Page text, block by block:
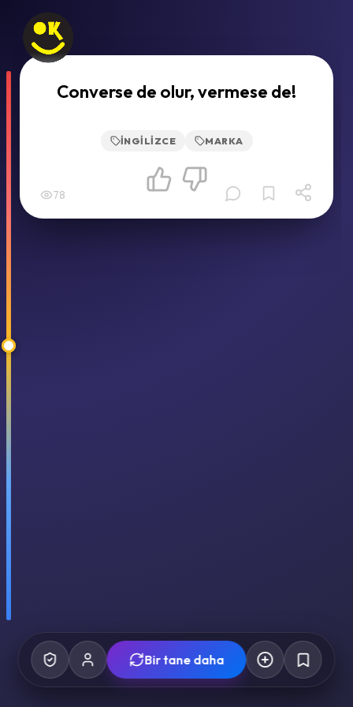
Converse de olur, vermese de!
İNGILIZCE MARKA
78
Bir tane daha